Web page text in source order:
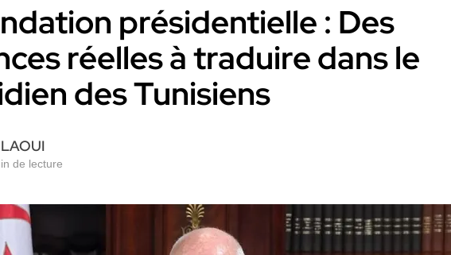
présidentielle : Des
réelles à traduire dans le
des Tunisiens
de lecture